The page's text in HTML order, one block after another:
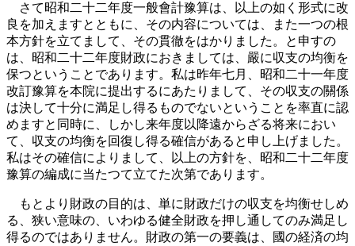
さて昭和二十二年度一般會計豫算は、以上の如く形式に改
良を加えますとともに、その内容については、また一つの根
本方針を立てまして、その貫徹をはかりました。と申すの
は、昭和二十二年度財政におきましては、嚴に収支の均衡を
保つということであります。私は昨年七月、昭和二十一年度
改訂豫算を本院に提出するにあたりまして、その収支の關係
は決して十分に満足し得るものでないということを率直に認
めますと同時に、しかし来年度以降遠からざる将来におい
て、収支の均衡を回復し得る確信があると申し上げました。
私はその確信によりまして、以上の方針を、昭和二十二年度
豫算の編成に当たつて立てた次第であります。
もとより財政の目的は、単に財政だけの収支を均衡せしめ
る、狭い意味の、いわゆる健全財政を押し通してのみ満足し
得るのではありません。財政の第一の要義は、國の経済の均